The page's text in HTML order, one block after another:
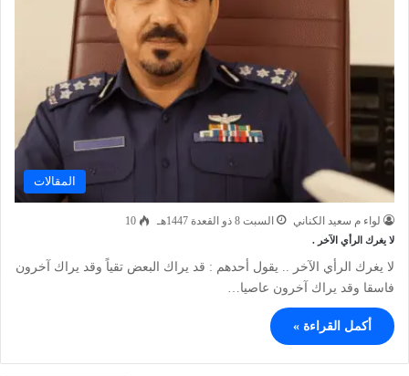
المقالات
لواء م سعيد الكناني السبت 8 ذو القعدة 1447هـ 10
لا يغرك الرأي الآخر .
لا يغرك الرأي الآخر .. يقول أحدهم : قد يراك البعض تقياً وقد يراك آخرون
فاسقا وقد يراك آخرون عاصيا…
أكمل القراءة »